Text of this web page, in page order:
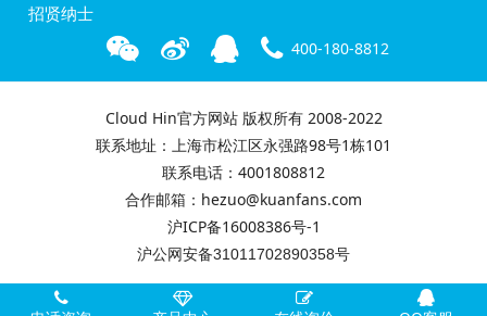
招贤纳士
400-180-8812
Cloud Hin官方网站 版权所有 2008-2022
联系地址：上海市松江区永强路98号1栋101
联系电话：4001808812
合作邮箱：hezuo@kuanfans.com
沪ICP备16008386号-1
沪公网安备31011702890358号